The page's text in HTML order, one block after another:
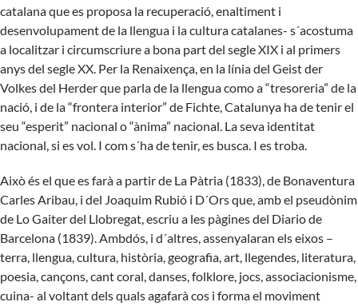
*UNIVERS HÄNSEL* i GRETEL*
catalana que es proposa la recuperació, enaltiment i
desenvolupament de la llengua i la cultura catalanes- s´acostuma
a localitzar i circumscriure a bona part del segle XIX i al primers
anys del segle XX. Per la Renaixença, en la línia del Geist der
Volkes del Herder que parla de la llengua como a “tresoreria” de la
nació, i de la “frontera interior” de Fichte, Catalunya ha de tenir el
seu “esperit” nacional o “ànima” nacional. La seva identitat
nacional, si es vol. I com s´ha de tenir, es busca. I es troba.
Això és el que es farà a partir de La Pàtria (1833), de Bonaventura
Carles Aribau, i del Joaquim Rubió i D´Ors que, amb el pseudònim
de Lo Gaiter del Llobregat, escriu a les pàgines del Diario de
Barcelona (1839). Ambdós, i d´altres, assenyalaran els eixos –
terra, llengua, cultura, història, geografia, art, llegendes, literatura,
poesia, cançons, cant coral, danses, folklore, jocs, associacionisme,
cuina- al voltant dels quals agafarà cos i forma el moviment